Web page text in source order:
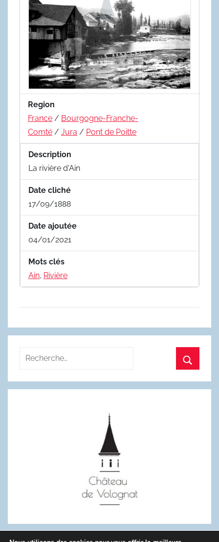
Region
France / Bourgogne-Franche-
Comté / Jura / Pont de Poitte
Description
La rivière d'Ain
Date cliché
17/09/1888
Date ajoutée
04/01/2021
Mots clés
Ain, Rivière
Recherche
: